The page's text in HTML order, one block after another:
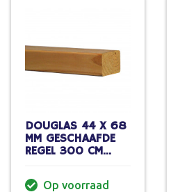
DOUGLAS 44 X 68
MM GESCHAAFDE
REGEL 300 CM
PEFC
Op voorraad